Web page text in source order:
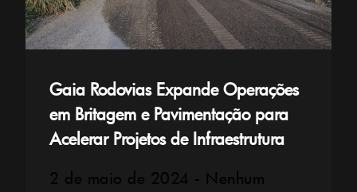
Gaia Rodovias Expande Operações
em Britagem e Pavimentação para
Acelerar Projetos de Infraestrutura
2 de maio de 2024
Nenhum